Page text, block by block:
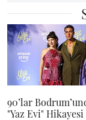
90’lar
"Yaz Evi" Hikayesi